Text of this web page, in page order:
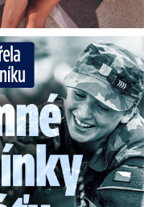
vzpomínky na ...